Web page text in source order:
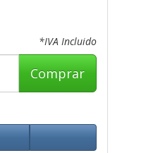
*IVA Incluido
Comprar